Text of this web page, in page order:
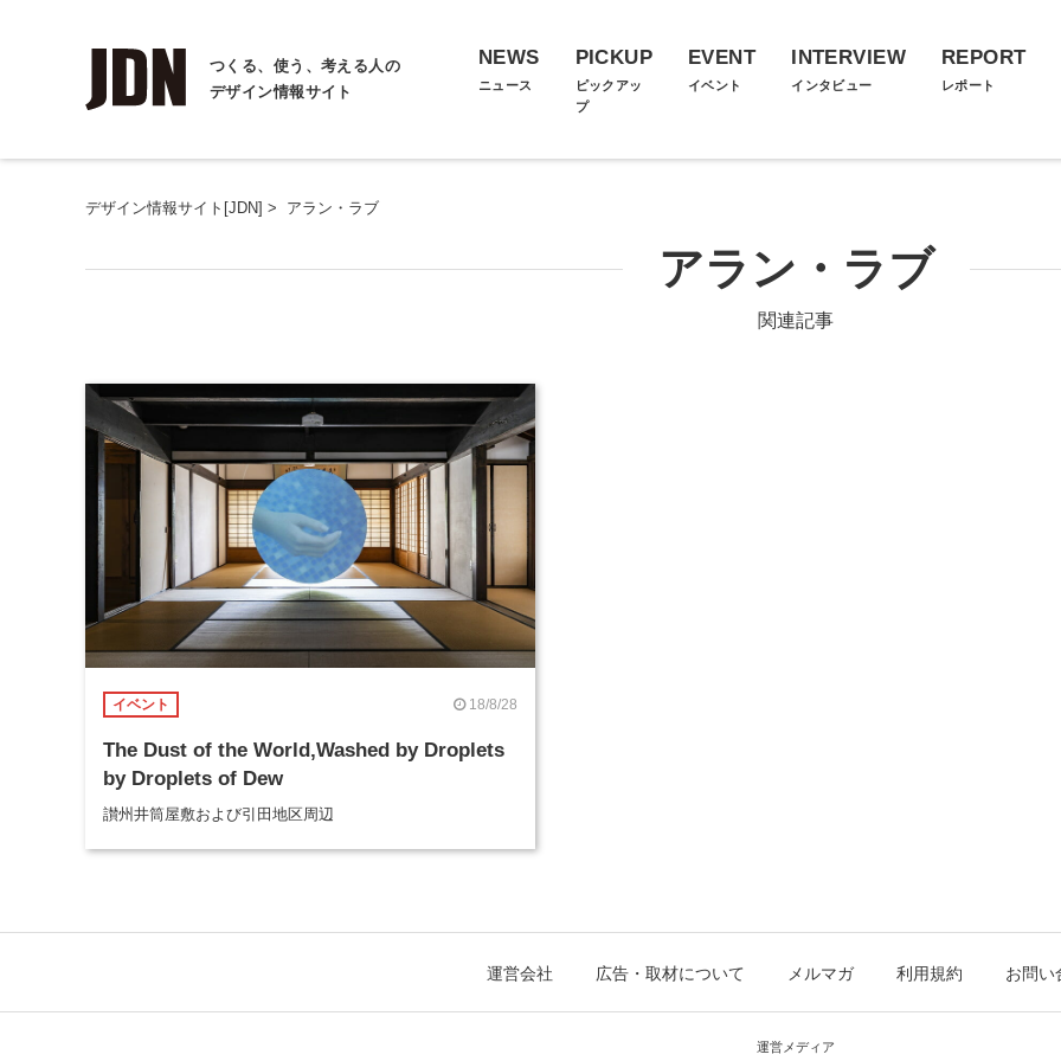
つくる、使う、考える人の
デザイン情報サイト
NEWS
ニュース
PICKUP
ピックアッ
プ
EVENT
イベント
INTERVIEW
インタビュー
REPORT
レポート
デザイン情報サイト[JDN] > アラン・ラブ
アラン・ラブ
関連記事
イベント 18/8/28
The Dust of the World,Washed by Droplets
by Droplets of Dew
讃州井筒屋敷および引田地区周辺
運営会社 広告・取材について メルマガ 利用規約 お問い
運営メディア